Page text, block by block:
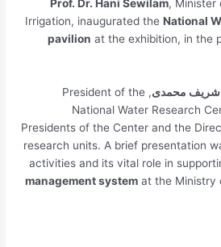
Prof. Dr. Hani Sewilam,
Irrigation, inaugurated the
pavilionat the
, President of the
National Water
Presidents of the Center and
research units. A brief
activities and its vital role in
management systemat the